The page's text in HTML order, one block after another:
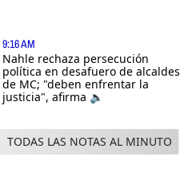
9:16 AM
Nahle rechaza persecución
política en desafuero de alcaldes
de MC; "deben enfrentar la
justicia", afirma 🔈
TODAS LAS NOTAS AL MINUTO